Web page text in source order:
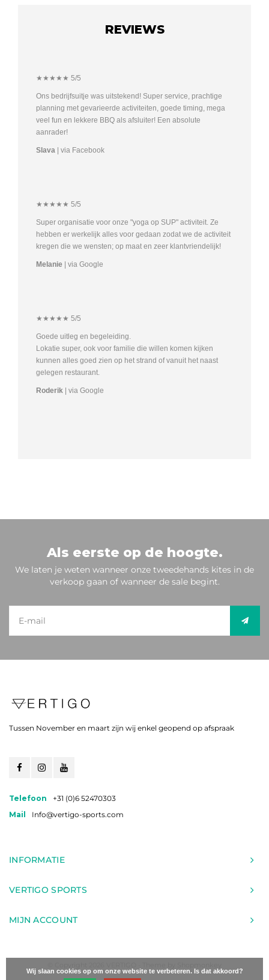
REVIEWS
★★★★★ 5/5
Ons bedrijfsuitje was uitstekend! Super service, prachtige
planning met gevarieerde activiteiten, goede timing, mega
veel fun en lekkere BBQ als afsluiter! Een absolute
aanrader!
Slava | via Facebook
★★★★★ 5/5
Super organisatie voor onze "yoga op SUP" activiteit. Ze
hebben er werkelijk alles voor gedaan zodat we de activiteit
kregen die we wensten; op maat en zeer klantvriendelijk!
Melanie | via Google
★★★★★ 5/5
Goede uitleg en begeleiding.
Lokatie super, ook voor familie die willen komen kijken
kunnen alles goed zien op het strand of vanuit het naast
gelegen restaurant.
Roderik | via Google
Als eerste op de hoogte.
We laten je weten wanneer onze tweedehands kites in de
verkoop gaan of wanneer de sale begint.
Tussen November en maart zijn wij enkel geopend op afspraak
Telefoon
+31 (0)6 52470303
Mail
Info@vertigo-sports.com
INFORMATIE
VERTIGO SPORTS
MIJN ACCOUNT
Wij slaan cookies op om onze website te verbeteren. Is dat akkoord?